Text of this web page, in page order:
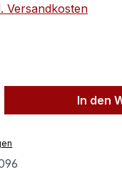
Versandkosten
Gib denIn den